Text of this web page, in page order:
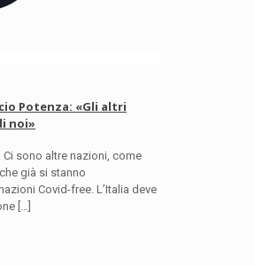
Potenza: «Gli altri
noi»
sono altre nazioni, come
già si stanno
Covid-free. L’Italia deve